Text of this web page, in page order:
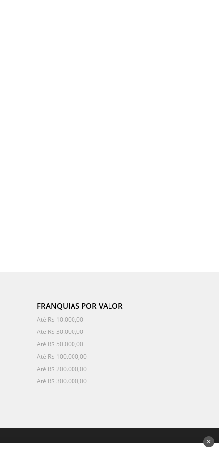
FRANQUIAS POR VALOR
Até R$ 10.000,00
Até R$ 30.000,00
Até R$ 50.000,00
Até R$ 100.000,00
Até R$ 200.000,00
Até R$ 300.000,00
✕